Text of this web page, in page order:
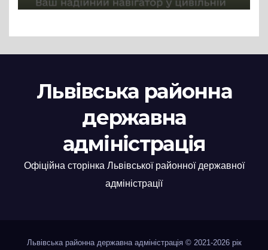
Львівська районна
державна
адміністрація
Офіційна сторінка Львівської районної державної
адміністрації
Львівська районна державна адміністрація © 2021-2026 рік